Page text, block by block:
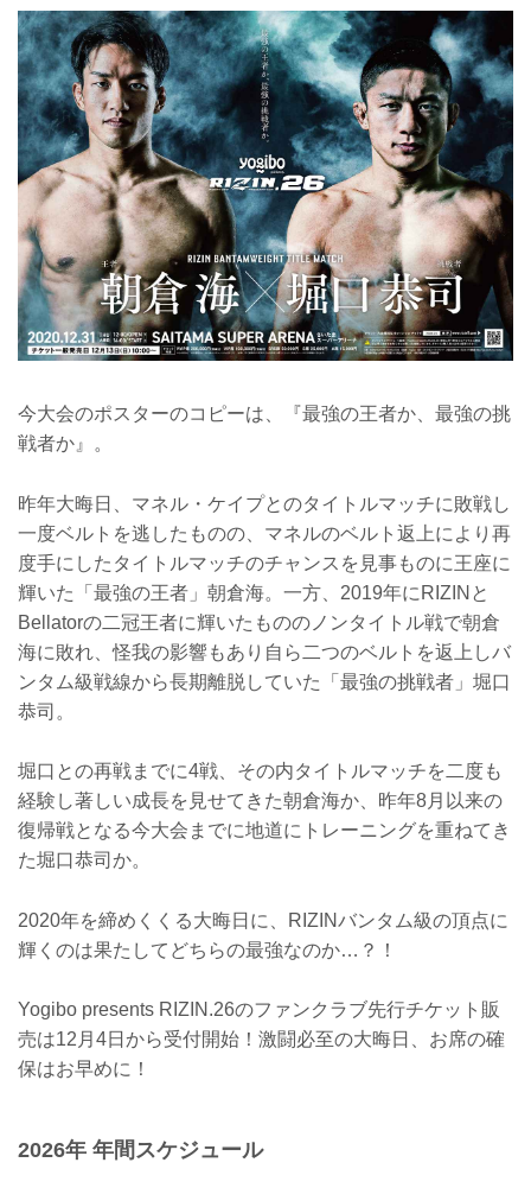
今大会のポスターのコピーは、『最強の王者か、最強の挑
戦者か』。
昨年大晦日、マネル・ケイプとのタイトルマッチに敗戦し
一度ベルトを逃したものの、マネルのベルト返上により再
度手にしたタイトルマッチのチャンスを見事ものに王座に
輝いた「最強の王者」朝倉海。一方、2019年にRIZINと
Bellatorの二冠王者に輝いたもののノンタイトル戦で朝倉
海に敗れ、怪我の影響もあり自ら二つのベルトを返上しバ
ンタム級戦線から長期離脱していた「最強の挑戦者」堀口
恭司。
堀口との再戦までに4戦、その内タイトルマッチを二度も
経験し著しい成長を見せてきた朝倉海か、昨年8月以来の
復帰戦となる今大会までに地道にトレーニングを重ねてき
た堀口恭司か。
2020年を締めくくる大晦日に、RIZINバンタム級の頂点に
輝くのは果たしてどちらの最強なのか…？！
Yogibo presents RIZIN.26のファンクラブ先行チケット販
売は12月4日から受付開始！激闘必至の大晦日、お席の確
保はお早めに！
2026年 年間スケジュール